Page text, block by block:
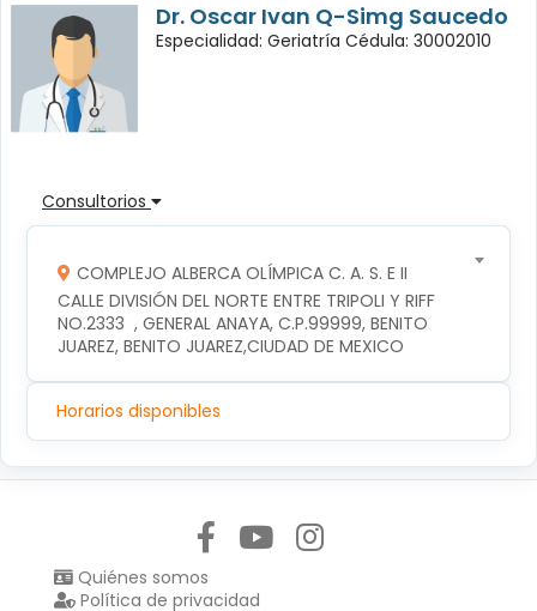
Dr. Oscar Ivan Q-Simg Saucedo
Especialidad: Geriatría Cédula: 30002010
Consultorios
COMPLEJO ALBERCA OLÍMPICA C. A. S. E II
CALLE DIVISIÓN DEL NORTE ENTRE TRIPOLI Y RIFF
NO.2333  , GENERAL ANAYA, C.P.99999, BENITO
JUAREZ, BENITO JUAREZ,CIUDAD DE MEXICO
Horarios disponibles
Quiénes somos
Política de privacidad